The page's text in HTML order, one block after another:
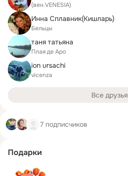
(вен.VENESIA)
Инна Сплавник(Кишларь)
Бельцы
таня татьяна
Плая де Аро
ion ursachi
vicenza
Все друзья
7 подписчиков
Подарки